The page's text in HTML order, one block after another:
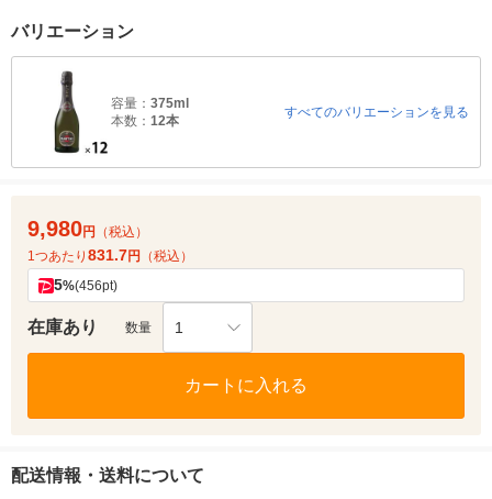
バリエーション
容量： 375ml
本数： 12本
すべてのバリエーションを見る
9,980円
（税込）
1つあたり 831.7円 （税込）
5%(456pt)
在庫あり 数量 1
カートに入れる
配送情報・送料について